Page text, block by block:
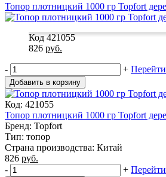
Топор плотницкий 1000 гр Topfort
Код 421055
826 руб.
- +
Добавить в корзину
Код: 421055
Топор плотницкий 1000 гр Topfort
Бренд: Topfort
Тип: топор
Страна производства: Китай
826 руб.
-
+